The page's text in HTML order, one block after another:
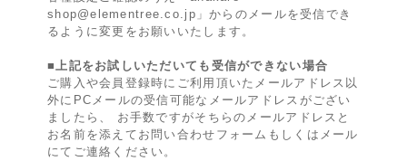
shop@elementree.co.jp」からのメールを受信でき
るように変更をお願いいたします。
■上記をお試しいただいても受信ができない場合
ご購入や会員登録時にご利用頂いたメールアドレス以
外にPCメールの受信可能なメールアドレスがござい
ましたら、 お手数ですがそちらのメールアドレスと
お名前を添えてお問い合わせフォームもしくはメール
にてご連絡ください。